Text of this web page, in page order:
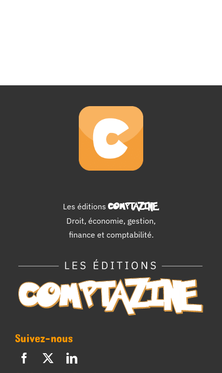
Les éditions COMPTAZINE.
Droit, économie, gestion,
finance et comptabilité.
Suivez-nous